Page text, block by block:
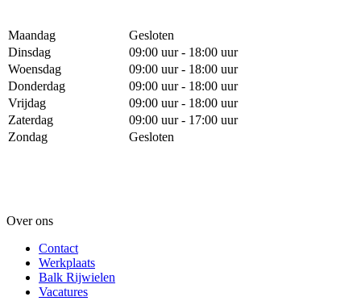
Maandag
Gesloten
Dinsdag
09:00 uur - 18:00 uur
Woensdag
09:00 uur - 18:00 uur
Donderdag
09:00 uur - 18:00 uur
Vrijdag
09:00 uur - 18:00 uur
Zaterdag
09:00 uur - 17:00 uur
Zondag
Gesloten
Over ons
Contact
Werkplaats
Balk Rijwielen
Vacatures